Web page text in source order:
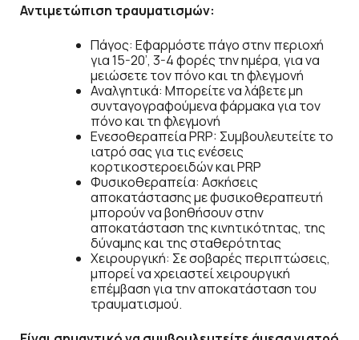
Αντιμετώπιση τραυματισμών:
Πάγος: Εφαρμόστε πάγο στην περιοχή
για 15-20’, 3-4 φορές την ημέρα, για να
μειώσετε τον πόνο και τη φλεγμονή
Αναλγητικά: Μπορείτε να λάβετε μη
συνταγογραφούμενα φάρμακα για τον
πόνο και τη φλεγμονή
Ενεσοθεραπεία PRP: Συμβουλευτείτε το
ιατρό σας για τις ενέσεις
κορτικοστεροειδών και PRP
Φυσικοθεραπεία: Ασκήσεις
αποκατάστασης με φυσικοθεραπευτή
μπορούν να βοηθήσουν στην
αποκατάσταση της κινητικότητας, της
δύναμης και της σταθερότητας
Χειρουργική: Σε σοβαρές περιπτώσεις,
μπορεί να χρειαστεί χειρουργική
επέμβαση για την αποκατάσταση του
τραυματισμού.